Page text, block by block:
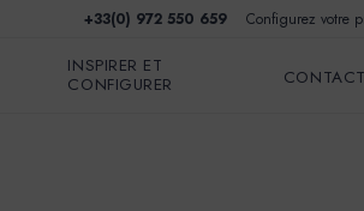
+33(0) 972 550 659 Configurez votre
INSPIRER ET
CONFIGURER